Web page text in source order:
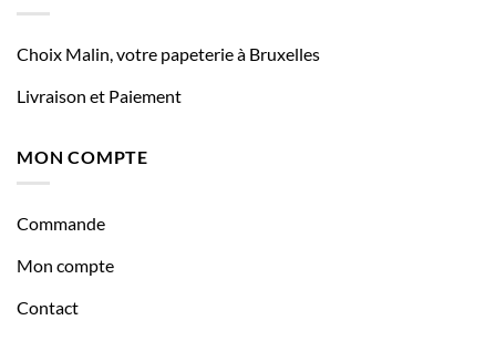
Choix Malin, votre papeterie à Bruxelles
Livraison et Paiement
MON COMPTE
Commande
Mon compte
Contact